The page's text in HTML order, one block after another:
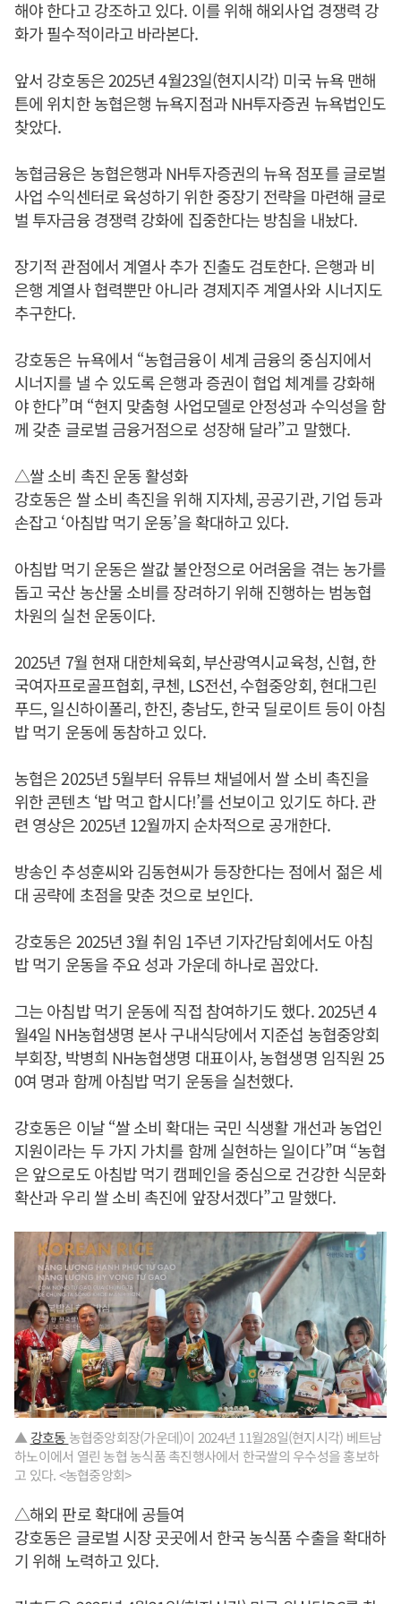
해야 한다고 강조하고 있다. 이를 위해 해외사업 경쟁력 강
화가 필수적이라고 바라본다.
앞서 강호동은 2025년 4월23일(현지시각) 미국 뉴욕 맨해
튼에 위치한 농협은행 뉴욕지점과 NH투자증권 뉴욕법인도
찾았다.
농협금융은 농협은행과 NH투자증권의 뉴욕 점포를 글로벌
사업 수익센터로 육성하기 위한 중장기 전략을 마련해 글로
벌 투자금융 경쟁력 강화에 집중한다는 방침을 내놨다.
장기적 관점에서 계열사 추가 진출도 검토한다. 은행과 비
은행 계열사 협력뿐만 아니라 경제지주 계열사와 시너지도
추구한다.
강호동은 뉴욕에서 “농협금융이 세계 금융의 중심지에서
시너지를 낼 수 있도록 은행과 증권이 협업 체계를 강화해
야 한다”며 “현지 맞춤형 사업모델로 안정성과 수익성을 함
께 갖춘 글로벌 금융거점으로 성장해 달라”고 말했다.
△쌀 소비 촉진 운동 활성화
강호동은 쌀 소비 촉진을 위해 지자체, 공공기관, 기업 등과
손잡고 ‘아침밥 먹기 운동’을 확대하고 있다.
아침밥 먹기 운동은 쌀값 불안정으로 어려움을 겪는 농가를
돕고 국산 농산물 소비를 장려하기 위해 진행하는 범농협
차원의 실천 운동이다.
2025년 7월 현재 대한체육회, 부산광역시교육청, 신협, 한
국여자프로골프협회, 쿠첸, LS전선, 수협중앙회, 현대그린
푸드, 일신하이폴리, 한진, 충남도, 한국 딜로이트 등이 아침
밥 먹기 운동에 동참하고 있다.
농협은 2025년 5월부터 유튜브 채널에서 쌀 소비 촉진을
위한 콘텐츠 ‘밥 먹고 합시다!’를 선보이고 있기도 하다. 관
련 영상은 2025년 12월까지 순차적으로 공개한다.
방송인 추성훈씨와 김동현씨가 등장한다는 점에서 젊은 세
대 공략에 초점을 맞춘 것으로 보인다.
강호동은 2025년 3월 취임 1주년 기자간담회에서도 아침
밥 먹기 운동을 주요 성과 가운데 하나로 꼽았다.
그는 아침밥 먹기 운동에 직접 참여하기도 했다. 2025년 4
월4일 NH농협생명 본사 구내식당에서 지준섭 농협중앙회
부회장, 박병희 NH농협생명 대표이사, 농협생명 임직원 25
0여 명과 함께 아침밥 먹기 운동을 실천했다.
강호동은 이날 “쌀 소비 확대는 국민 식생활 개선과 농업인
지원이라는 두 가지 가치를 함께 실현하는 일이다”며 “농협
은 앞으로도 아침밥 먹기 캠페인을 중심으로 건강한 식문화
확산과 우리 쌀 소비 촉진에 앞장서겠다”고 말했다.
▲ 강호동 농협중앙회장(가운데)이 2024년 11월28일(현지시각) 베트남
하노이에서 열린 농협 농식품 촉진행사에서 한국쌀의 우수성을 홍보하
고 있다. <농협중앙회>
△해외 판로 확대에 공들여
강호동은 글로벌 시장 곳곳에서 한국 농식품 수출을 확대하
기 위해 노력하고 있다.